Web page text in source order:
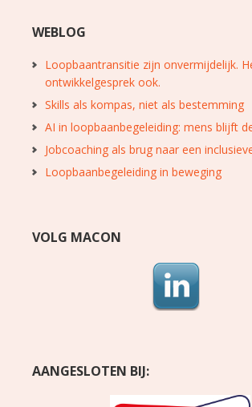
WEBLOG
Loopbaantransitie zijn onvermijdelijk.
ontwikkelgesprek ook.
Skills als kompas, niet als bestemming
AI in loopbaanbegeleiding: mens blijft
Jobcoaching als brug naar een
Loopbaanbegeleiding in beweging
VOLG MACON
AANGESLOTEN BIJ: